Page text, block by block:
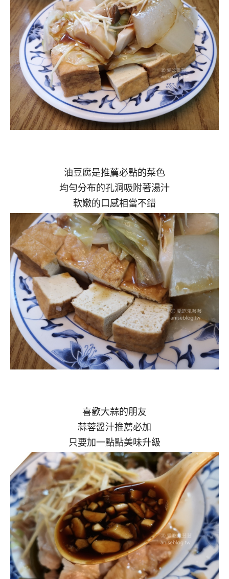
油豆腐是推薦必點的菜色
均勻分布的孔洞吸附著湯汁
軟嫩的口感相當不錯
喜歡大蒜的朋友
蒜蓉醬汁推薦必加
只要加一點點美味升級